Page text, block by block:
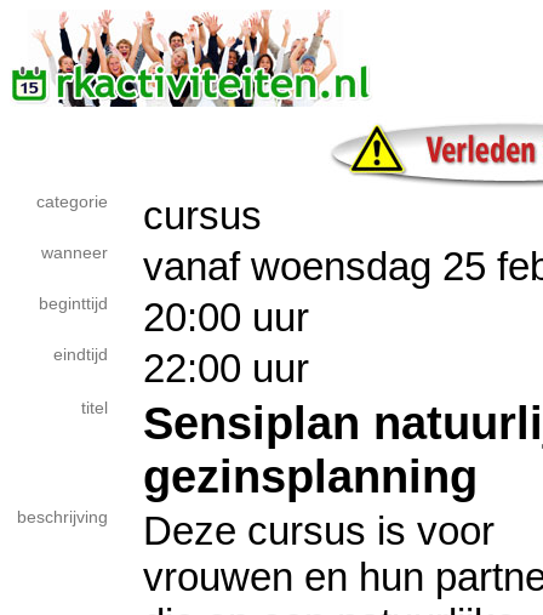
categorie cursus
wanneer vanaf woensdag 25
beginttijd 20:00 uur
eindtijd 22:00 uur
titel
Sensiplan
gezinsplanning
beschrijving
Deze cursus is voor
vrouwen en hun